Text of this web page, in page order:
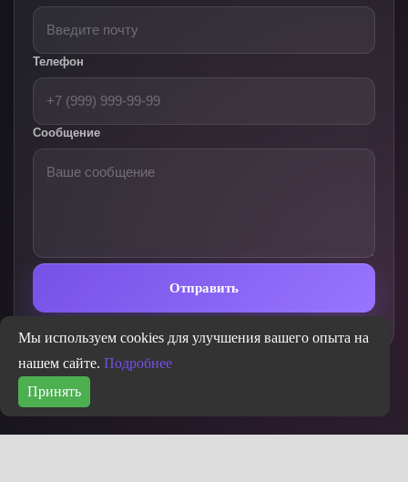
Телефон
Сообщение
Отправить
Нажимая на кнопку, вы соглашаетесь с Пользовательским соглашением
Мы используем cookies для улучшения вашего опыта на
нашем сайте. Подробнее
Принять